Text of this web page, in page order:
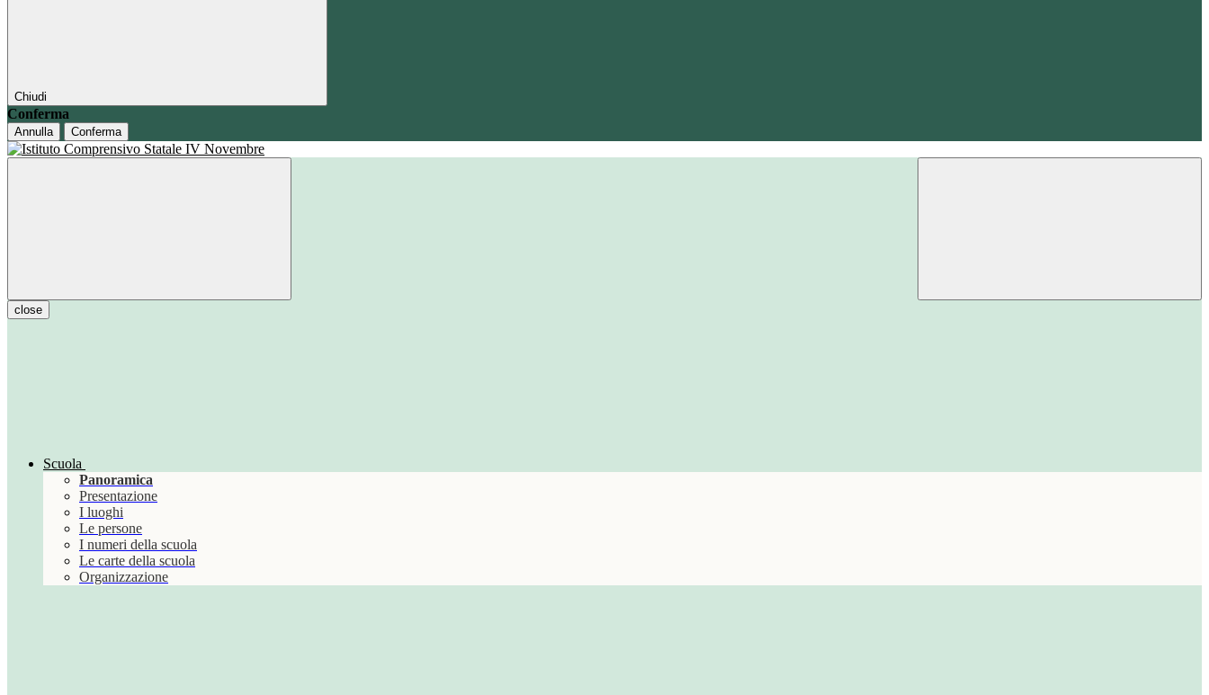
Chiudi
Conferma
Annulla Conferma
close
Scuola
Panoramica
Presentazione
I luoghi
Le persone
I numeri della scuola
Le carte della scuola
Organizzazione